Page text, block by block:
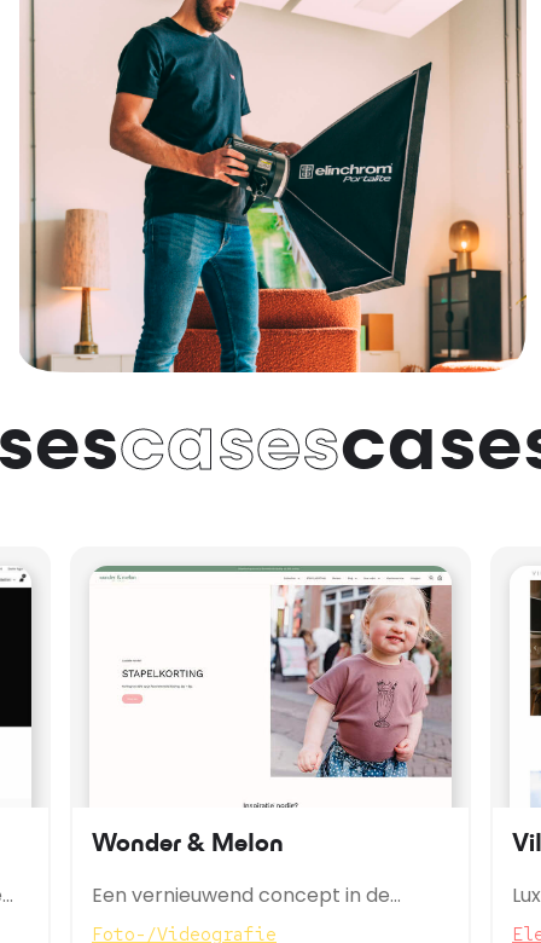
cases
Wonder & Melon
Een vernieuwend concept in de
binnenstad van Enschede en online!
Foto-/Videografie